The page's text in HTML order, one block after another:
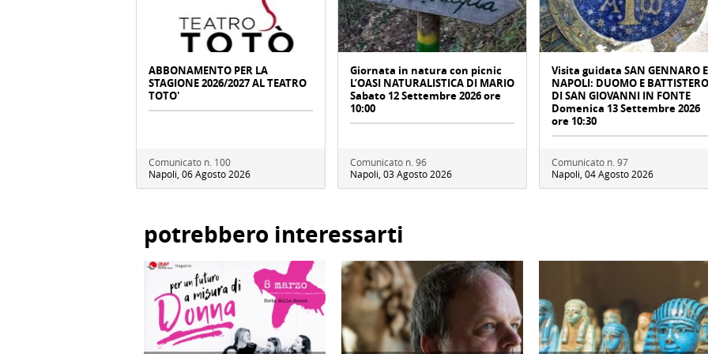
ABBONAMENTO PER LA
STAGIONE 2026/2027 AL TEATRO
TOTO'
Comunicato n. 100
Napoli, 06 Agosto 2026
Giornata in natura con picnic
L’OASI NATURALISTICA DI MARIO
Sabato 12 Settembre 2026 ore
10:00
Comunicato n. 96
Napoli, 03 Agosto 2026
Visita guidata SAN GENNARO E
NAPOLI: DUOMO E BATTISTERO
DI SAN GIOVANNI IN FONTE
Domenica 13 Settembre 2026
ore 10:30
Comunicato n. 97
Napoli, 04 Agosto 2026
potrebbero interessarti